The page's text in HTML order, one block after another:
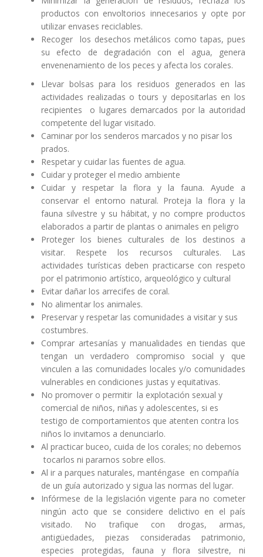
productos con envoltorios innecesarios y opte por
utilizar envases reciclables.
Recoger los desechos metálicos como tapas, pues
su efecto de degradación con el agua, genera
envenenamiento de los peces y afecta los corales.
Llevar bolsas para los residuos generados en las
actividades realizadas o tours y depositarlas en los
recipientes o lugares demarcados por la autoridad
competente del lugar visitado.
Caminar por los senderos marcados y no pisar los
prados.
Respetar y cuidar las fuentes de agua.
Cuidar y proteger el medio ambiente
Cuidar y respetar la flora y la fauna. Ayude a
conservar el entorno natural. Proteja la flora y la
fauna silvestre y su hábitat, y no compre productos
elaborados a partir de plantas o animales en peligro
Proteger los bienes culturales de los destinos a
visitar. Respete los recursos culturales. Las
actividades turísticas deben practicarse con respeto
por el patrimonio artístico, arqueológico y cultural
Evitar dañar los arrecifes de coral.
No alimentar los animales.
Preservar y respetar las comunidades a visitar y sus
costumbres.
Comprar artesanías y manualidades en tiendas que
tengan un verdadero compromiso social y que
vinculen a las comunidades locales y/o comunidades
vulnerables en condiciones justas y equitativas.
No promover o permitir la explotación sexual y
comercial de niños, niñas y adolescentes, si es
testigo de comportamientos que atenten contra los
niños lo invitamos a denunciarlo.
Al practicar buceo, cuida de los corales; no debemos
tocarlos ni pararnos sobre ellos.
Al ir a parques naturales, manténgase en compañía
de un guía autorizado y sigua las normas del lugar.
Infórmese de la legislación vigente para no cometer
ningún acto que se considere delictivo en el país
visitado. No trafique con drogas, armas,
antigüedades, piezas consideradas patrimonio,
especies protegidas, fauna y flora silvestre, ni